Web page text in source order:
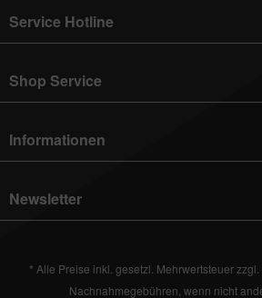
Service Hotline
Shop Service
Informationen
Newsletter
* Alle Preise inkl. gesetzl. Mehrwertsteuer zzgl.
Nachnahmegebühren, wenn nicht